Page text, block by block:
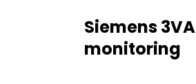
Siemens
monitoring